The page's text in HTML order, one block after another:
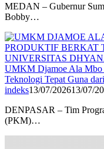
MEDAN – Gubernur
Bobby…
UMKM Djamoe Ala
Teknologi Tepat Guna
indeks13/07/202613/07/
DENPASAR – Tim
(PKM)…